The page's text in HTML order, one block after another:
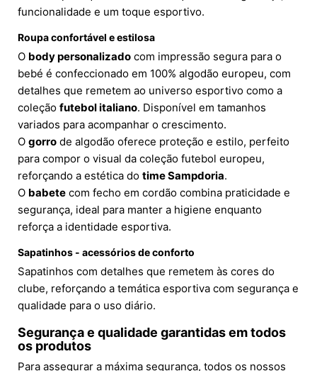
funcionalidade e um toque esportivo.
Roupa confortável e estilosa
O body personalizado com impressão segura para o
bebé é confeccionado em 100% algodão europeu, com
detalhes que remetem ao universo esportivo como a
coleção futebol italiano. Disponível em tamanhos
variados para acompanhar o crescimento.
O gorro de algodão oferece proteção e estilo, perfeito
para compor o visual da coleção futebol europeu,
reforçando a estética do time Sampdoria.
O babete com fecho em cordão combina praticidade e
segurança, ideal para manter a higiene enquanto
reforça a identidade esportiva.
Sapatinhos - acessórios de conforto
Sapatinhos com detalhes que remetem às cores do
clube, reforçando a temática esportiva com segurança e
qualidade para o uso diário.
Segurança e qualidade garantidas em todos
os produtos
Para assegurar a máxima segurança, todos os nossos